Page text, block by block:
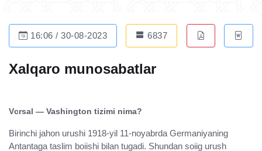
16:06 / 30-08-2023 6837
Xalqaro munosabatlar
Vcrsal — Vashington tizimi nima?
Birinchi jahon urushi 1918-yil 11-noyabrda Germaniyaning
Antantaga taslim boiishi bilan tugadi. Shundan soiig urush